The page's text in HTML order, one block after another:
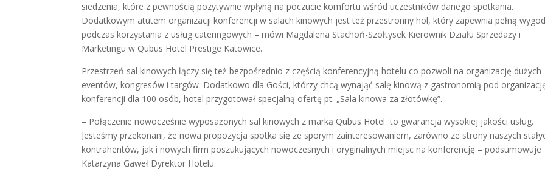
siedzenia, które z pewnością pozytywnie wpłyną na poczucie komfortu wśród uczestników danego spotkania.
Dodatkowym atutem organizacji konferencji w salach kinowych jest też przestronny hol, który zapewnia pełną
podczas korzystania z usług cateringowych – mówi Magdalena Stachoń-Szołtysek Kierownik Działu Sprzedaży i
Marketingu w Qubus Hotel Prestige Katowice.
Przestrzeń sal kinowych łączy się też bezpośrednio z częścią konferencyjną hotelu co pozwoli na organizację dużych
eventów, kongresów i targów. Dodatkowo dla Gości, którzy chcą wynająć salę kinową z gastronomią pod
konferencji dla 100 osób, hotel przygotował specjalną ofertę pt. „Sala kinowa za złotówkę”.
– Połączenie nowocześnie wyposażonych sal kinowych z marką Qubus Hotel to gwarancja wysokiej jakości usług.
Jesteśmy przekonani, że nowa propozycja spotka się ze sporym zainteresowaniem, zarówno ze strony naszych
kontrahentów, jak i nowych firm poszukujących nowoczesnych i oryginalnych miejsc na konferencję – podsumowuje
Katarzyna Gaweł Dyrektor Hotelu.